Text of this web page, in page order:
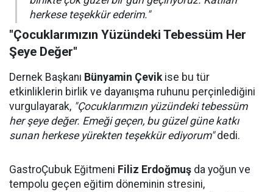
herkese teşekkür ederim."
"Çocuklarımızın Yüzündeki Tebessüm Her
Şeye Değer"
Dernek Başkanı Bünyamin Çevikise bu tür
etkinliklerin birlik ve dayanışma ruhunu perçinlediğini
vurgulayarak, "Çocuklarımızın yüzündeki tebessüm
her şeye değer. Emeği geçen, bu güzel güne katkı
sunan herkese yürekten teşekkür ediyorum"dedi.
GastroÇubuk Eğitmeni Filiz Erdoğmuş da yoğun ve
tempolu geçen eğitim döneminin stresini,